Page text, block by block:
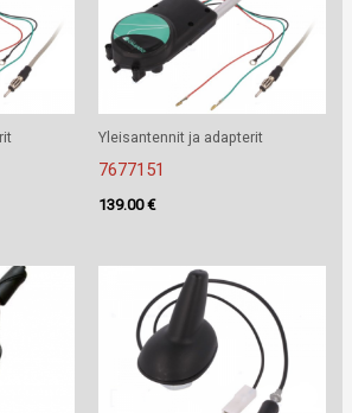
Yleisantennit ja adapterit
7677151
139.00€